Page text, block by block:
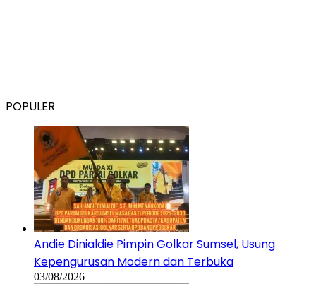
POPULER
Andie Dinialdie Pimpin Golkar Sumsel, Usung
Kepengurusan Modern dan Terbuka
03/08/2026